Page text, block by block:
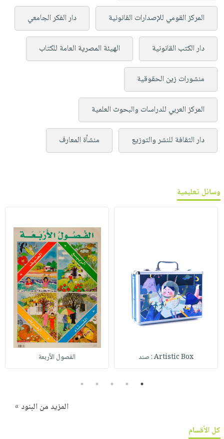
المركز القومي للإصدارات القانونية دار الفكر الجامعي
دار الكتب القانونية الهيئة المصرية العامة للكتاب
منشورات زين الحقوقية
المركز العربي للدراسات والبحوث العلمية
دار الثقافة للنشر والتوزيع منشأة المعارف
وسائل تعليمية
Artistic Box : صند الفصول الأربعة
1
2
3
4
5
المزيد من البنود »
كل الأقسام